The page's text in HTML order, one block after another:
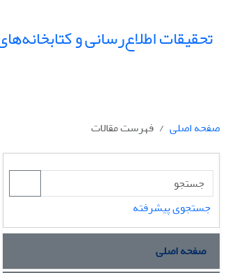
تحقیقات اطلاع‌رسانی و
صفحه اصلی
فهرست مقالات
جستجوی پیشرفته
صفحه اصلی